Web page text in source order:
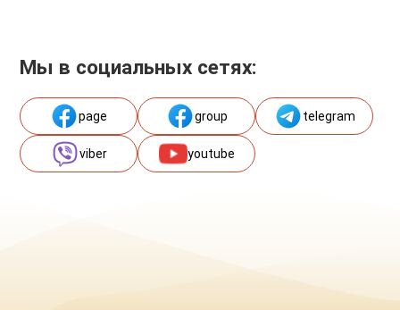
Мы в социальных сетях:
page group telegram
viber youtube